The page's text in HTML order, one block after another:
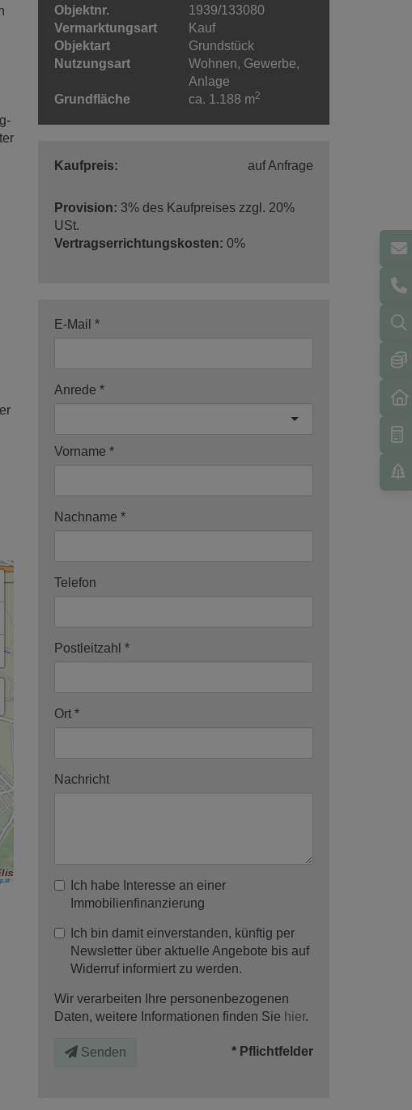
Objektnr.
1939/133080
Vermarktungsart
Kauf
Objektart
Grundstück
Nutzungsart
Wohnen Gewerbe
Anlage
Grundfläche
ca. 1.188 m2
Kaufpreis: auf Anfrage
Provision: 3% des Kaufpreises zzgl. 20%
USt.
Vertragserrichtungskosten: 0%
E-Mail
Anrede
Vorname
Nachname
Telefon
Postleitzahl
Ort
Nachricht
Ich habe Interesse an einer
Immobilienfinanzierung
Ich bin damit einverstanden, künftig per
Newsletter über aktuelle Angebote bis auf
Widerruf informiert zu werden.
Wir verarbeiten Ihre personenbezogenen
Daten, weitere Informationen finden Sie hier.
Senden * Pflichtfelder